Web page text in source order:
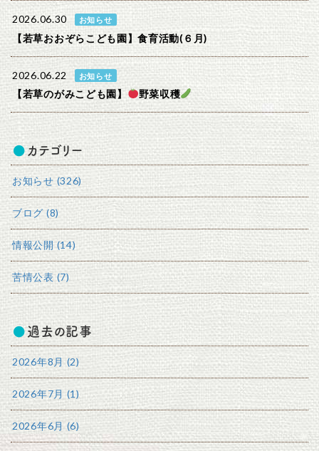
2026.06.30 お知らせ
【若草おおぞらこども園】食育活動(６月)
2026.06.22 お知らせ
【若草のがみこども園】 野菜収穫
カテゴリー
お知らせ (326)
ブログ (8)
情報公開 (14)
苦情公表 (7)
過去の記事
2026年8月 (2)
2026年7月 (1)
2026年6月 (6)